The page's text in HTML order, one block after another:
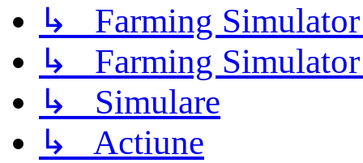
↳ Farming
↳ Farming
↳ Simulare
↳ Actiune